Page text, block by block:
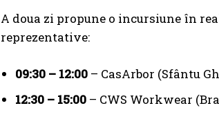
A doua zi propune o incursiune în
reprezentative:
09:30 – 12:00 – CasArbor (Sfântu
12:30 – 15:00 – CWS Workwear